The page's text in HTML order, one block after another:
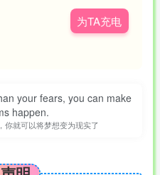
为TA充电
your fears, you can make
happen.
你就可以将梦想变为现实了